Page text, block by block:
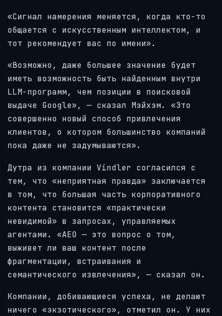
«Сигнал намерения меняется, когда кто-то
общается с искусственным интеллектом, и
тот рекомендует вас по имени».
«Возможно, даже большее значение будет
иметь возможность быть найденным внутри
LLM-программ, чем позиции в поисковой
выдаче Google», — сказал Мэйхэм. «Это
совершенно новый способ привлечения
клиентов, о котором большинство компаний
пока даже не задумываются».
Дутра из компании Vindler согласился с
тем, что «неприятная правда» заключается
в том, что большая часть корпоративного
контента становится «практически
невидимой» в запросах, управляемых
агентами. «AEO — это вопрос о том,
выживет ли ваш контент после
фрагментации, встраивания и
семантического извлечения», — сказал он.
Компании, добивающиеся успеха, не делают
ничего «экзотического», отметил он. У них